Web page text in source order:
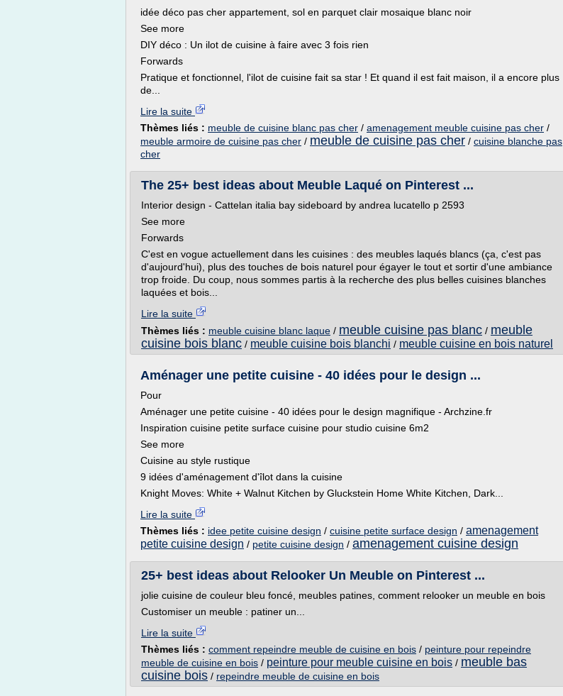
idée déco pas cher appartement, sol en parquet clair mosaique blanc noir
See more
DIY déco : Un ilot de cuisine à faire avec 3 fois rien
Forwards
Pratique et fonctionnel, l'ilot de cuisine fait sa star ! Et quand il est fait maison, il a encore plus
de...
Lire la suite
Thèmes liés : meuble de cuisine blanc pas cher / amenagement meuble cuisine pas cher /
meuble armoire de cuisine pas cher / meuble de cuisine pas cher / cuisine blanche pas
cher
The 25+ best ideas about Meuble Laqué on Pinterest ...
Interior design - Cattelan italia bay sideboard by andrea lucatello p 2593
See more
Forwards
C'est en vogue actuellement dans les cuisines : des meubles laqués blancs (ça, c'est pas
d'aujourd'hui), plus des touches de bois naturel pour égayer le tout et sortir d'une ambiance
trop froide. Du coup, nous sommes partis à la recherche des plus belles cuisines blanches
laquées et bois...
Lire la suite
Thèmes liés : meuble cuisine blanc laque / meuble cuisine pas blanc / meuble
cuisine bois blanc / meuble cuisine bois blanchi / meuble cuisine en bois naturel
Aménager une petite cuisine - 40 idées pour le design ...
Pour
Aménager une petite cuisine - 40 idées pour le design magnifique - Archzine.fr
Inspiration cuisine petite surface cuisine pour studio cuisine 6m2
See more
Cuisine au style rustique
9 idées d'aménagement d'îlot dans la cuisine
Knight Moves: White + Walnut Kitchen by Gluckstein Home White Kitchen, Dark...
Lire la suite
Thèmes liés : idee petite cuisine design / cuisine petite surface design / amenagement
petite cuisine design / petite cuisine design / amenagement cuisine design
25+ best ideas about Relooker Un Meuble on Pinterest ...
jolie cuisine de couleur bleu foncé, meubles patines, comment relooker un meuble en bois
Customiser un meuble : patiner un...
Lire la suite
Thèmes liés : comment repeindre meuble de cuisine en bois / peinture pour repeindre
meuble de cuisine en bois / peinture pour meuble cuisine en bois / meuble bas
cuisine bois / repeindre meuble de cuisine en bois